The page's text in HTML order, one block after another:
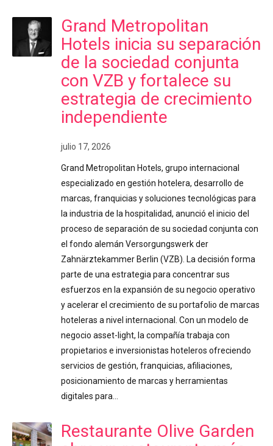
Grand Metropolitan
Hotels inicia su separación
de la sociedad conjunta
con VZB y fortalece su
estrategia de crecimiento
independiente
julio 17, 2026
Grand Metropolitan Hotels, grupo internacional
especializado en gestión hotelera, desarrollo de
marcas, franquicias y soluciones tecnológicas para
la industria de la hospitalidad, anunció el inicio del
proceso de separación de su sociedad conjunta con
el fondo alemán Versorgungswerk der
Zahnärztekammer Berlin (VZB). La decisión forma
parte de una estrategia para concentrar sus
esfuerzos en la expansión de su negocio operativo
y acelerar el crecimiento de su portafolio de marcas
hoteleras a nivel internacional. Con un modelo de
negocio asset-light, la compañía trabaja con
propietarios e inversionistas hoteleros ofreciendo
servicios de gestión, franquicias, afiliaciones,
posicionamiento de marcas y herramientas
digitales para…
Restaurante Olive Garden